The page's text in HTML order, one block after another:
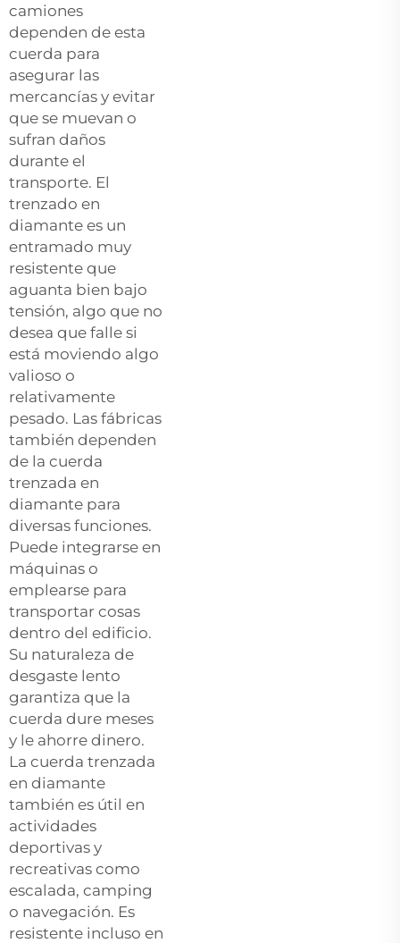
camiones
dependen de esta
cuerda para
asegurar las
mercancías y evitar
que se muevan o
sufran daños
durante el
transporte. El
trenzado en
diamante es un
entramado muy
resistente que
aguanta bien bajo
tensión, algo que no
desea que falle si
está moviendo algo
valioso o
relativamente
pesado. Las fábricas
también dependen
de la cuerda
trenzada en
diamante para
diversas funciones.
Puede integrarse en
máquinas o
emplearse para
transportar cosas
dentro del edificio.
Su naturaleza de
desgaste lento
garantiza que la
cuerda dure meses
y le ahorre dinero.
La cuerda trenzada
en diamante
también es útil en
actividades
deportivas y
recreativas como
escalada, camping
o navegación. Es
resistente incluso en